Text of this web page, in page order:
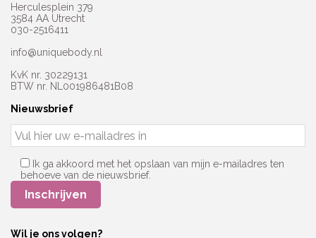
Herculesplein 379
3584 AA Utrecht
030-2516411
info@uniquebody.nl
KvK nr. 30229131
BTW nr. NL001986481B08
Nieuwsbrief
Ik ga akkoord met het opslaan van mijn e-mailadres ten
behoeve van de nieuwsbrief.
Wil je ons volgen?